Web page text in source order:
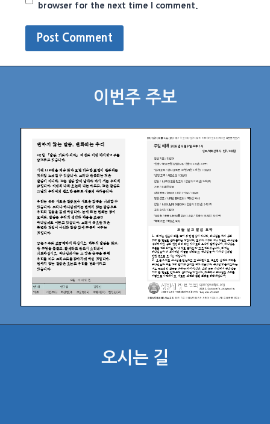
browser for the next time I comment.
이번주 주보
오시는 길